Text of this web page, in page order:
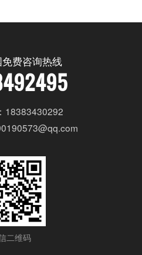
费咨询热线
18383430292
二维码